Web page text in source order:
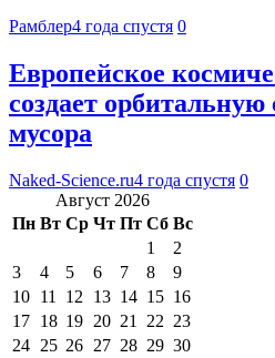
Рамблер4 года спустя 0
Европейское
создает орбитальную
мусора
Naked-Science.ru4 года спустя 0
Август 2026
Пн Вт Ср Чт Пт Сб Вс
1
2
3
4 5 6 7 8
9
10 11 12 13 14 15 16
17 18 19 20 21 22 23
24 25 26 27 28 29 30